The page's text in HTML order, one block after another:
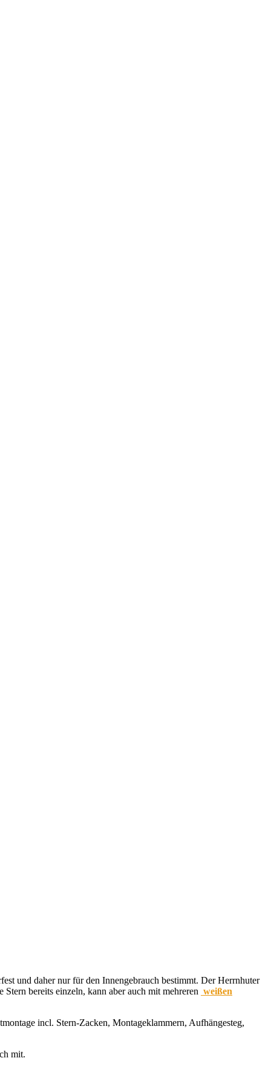
und daher nur für den Innengebrauch bestimmt. Der Herrnhuter
bereits einzeln, kann aber auch mit mehreren weißen
incl. Stern-Zacken, Montageklammern, Aufhängesteg,
mit.